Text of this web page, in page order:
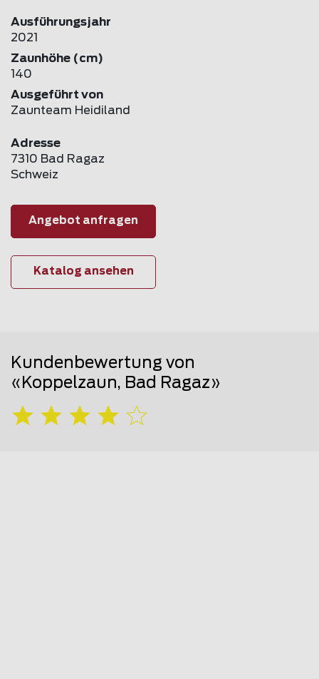
Ausführungsjahr
2021
Zaunhöhe (cm)
140
Ausgeführt von
Zaunteam Heidiland
Adresse
7310 Bad Ragaz
Schweiz
Angebot anfragen
Katalog ansehen
Kundenbewertung von
«Koppelzaun, Bad Ragaz»